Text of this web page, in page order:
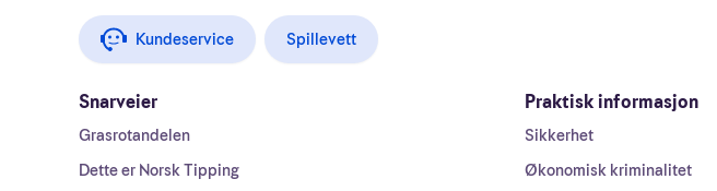
Kundeservice Spillevett
Snarveier
Grasrotandelen
Dette er Norsk Tipping
Praktisk informasjon
Sikkerhet
Økonomisk kriminalitet